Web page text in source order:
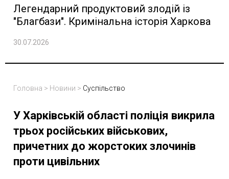
Легендарний продуктовий злодій із
"Благбази". Кримінальна історія Харкова
30.07.2026
Головна > Новини > Суспільство
У Харківській області поліція викрила
трьох російських військових,
причетних до жорстоких злочинів
проти цивільних